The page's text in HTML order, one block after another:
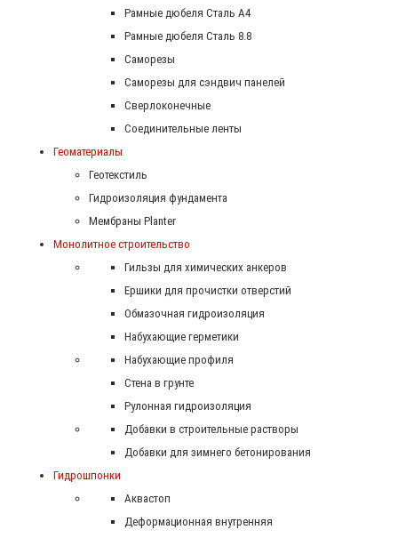
Рамные дюбеля Сталь A4
Рамные дюбеля Сталь 8.8
Саморезы
Саморезы для сэндвич панелей
Сверлоконечные
Соединительные ленты
Геоматериалы
Геотекстиль
Гидроизоляция фундамента
Мембраны Planter
Монолитное строительство
Гильзы для химических анкеров
Ершики для прочистки отверстий
Обмазочная гидроизоляция
Набухающие герметики
Набухающие профиля
Стена в грунте
Рулонная гидроизоляция
Добавки в строительные растворы
Добавки для зимнего бетонирования
Гидрошпонки
Аквастоп
Деформационная внутренняя